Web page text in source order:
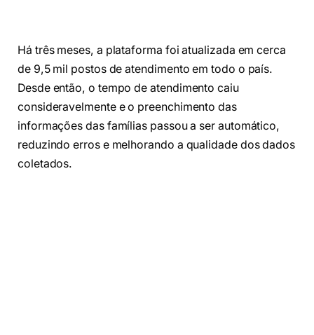
Há três meses, a plataforma foi atualizada em cerca
de 9,5 mil postos de atendimento em todo o país.
Desde então, o tempo de atendimento caiu
consideravelmente e o preenchimento das
informações das famílias passou a ser automático,
reduzindo erros e melhorando a qualidade dos dados
coletados.